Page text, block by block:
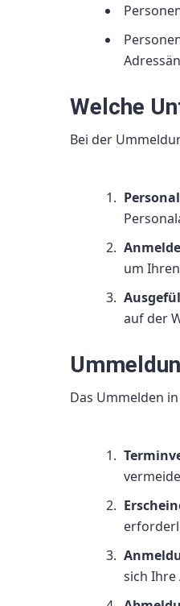
Welche
Bei der
um
auf der
Das Ummelden
sich Ihre